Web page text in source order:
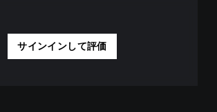
サインインして評価